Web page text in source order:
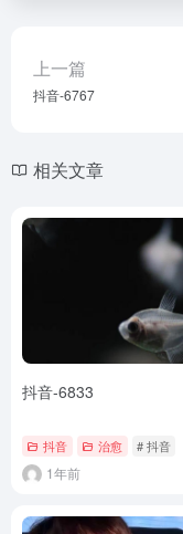
上一篇
抖音-6767
相关文章
抖音-6833
抖音 治愈 # 抖音
1年前